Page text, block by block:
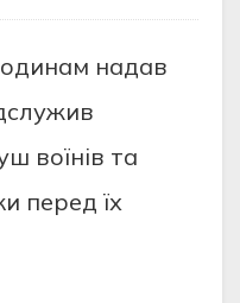
надав
воїнів та
перед їх